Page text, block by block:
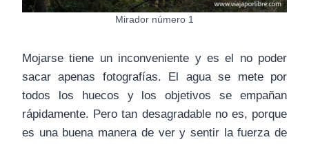
Mirador número 1
Mojarse tiene un inconveniente y es el no poder
sacar apenas fotografías. El agua se mete por
todos los huecos y los objetivos se empañan
rápidamente. Pero tan desagradable no es, porque
es una buena manera de ver y sentir la fuerza de